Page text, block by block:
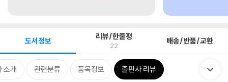
도서정보 리뷰/한줄평
22 배송/반품/교환
소개 관련분류 품목정보 출판사 리뷰